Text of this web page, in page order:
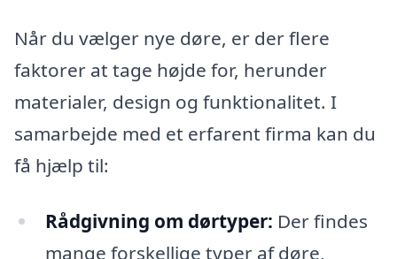
Når du vælger nye døre, er der flere
faktorer at tage højde for, herunder
materialer, design og funktionalitet. I
samarbejde med et erfarent firma kan du
få hjælp til:
Rådgivning om dørtyper: Der findes
mange forskellige typer af døre,